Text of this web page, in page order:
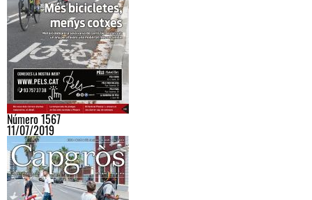
Número 1567
11/07/2019